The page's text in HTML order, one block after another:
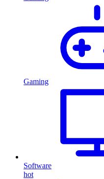
Gaming
Software
hot